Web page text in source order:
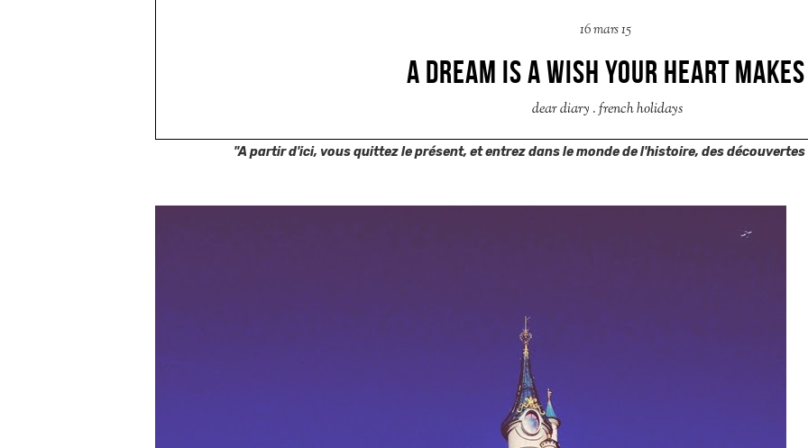
16 mars 15
A DREAM IS A WISH YOUR HEART MAKES
dear diary .french holidays
"A partir d'ici, vous quittez le présent, et entrez dans le monde de l'histoire, des